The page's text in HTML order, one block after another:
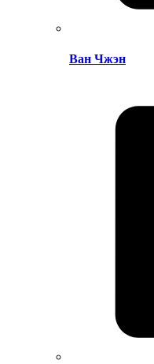
Ван Чжэн